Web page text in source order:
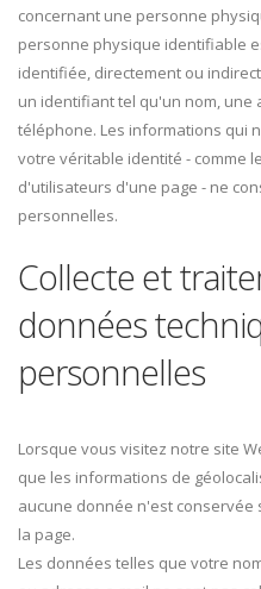
concernant une personne
personne physique identifiable
identifiée, directement ou
un identifiant tel qu'un nom, une
téléphone. Les informations qui
votre véritable identité - comme
d'utilisateurs d'une page - ne
personnelles.
Collecte et
données
personnelles
Lorsque vous visitez notre site
que les informations de
aucune donnée n'est
la page.
Les données telles que votre